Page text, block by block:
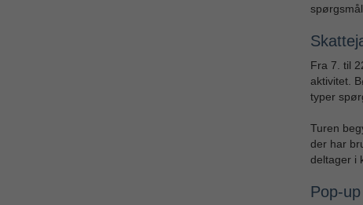
Fra 7. til
aktivitet.
typer
Turen
der har
deltager i
Pop-